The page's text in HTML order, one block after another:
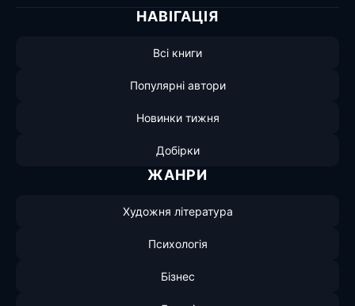
НАВІГАЦІЯ
Всі книги
Популярні автори
Новинки тижня
Добірки
ЖАНРИ
Художня література
Психологія
Бізнес